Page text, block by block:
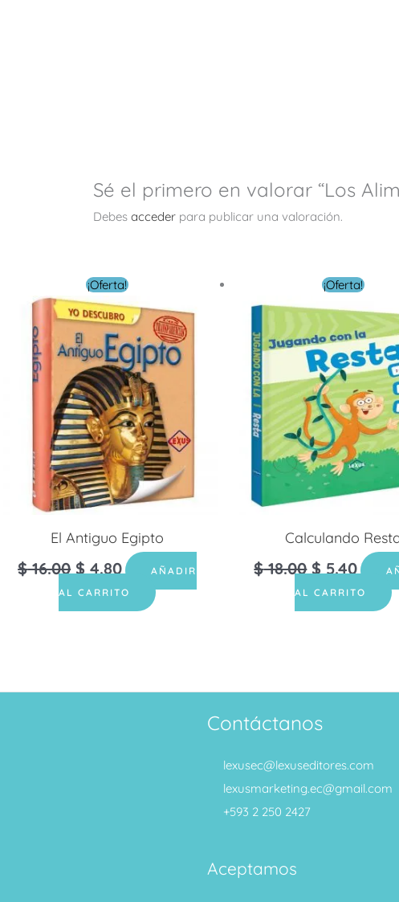
Sé el primero en valorar “Los
Debes acceder para publicar una valoración.
¡Oferta!
El Antiguo Egipto
$16.00
El
precio
original
era:
$ 16.00.
$4.80
El
precio
actual
es:
$ 4.80.
AÑADIR
AL CARRITO
¡Oferta!
Calculando
$18.00
El
precio
original
era:
$ 18.00.
$5.40
El
es:
$
AL CARRITO
Contáctanos
lexusec@lexuseditores.com
lexusmarketing.ec@gmail.com
+593 2 250 2427
Aceptamos